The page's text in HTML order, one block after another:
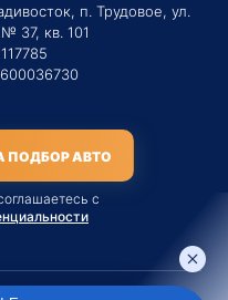
п. Трудовое, ул.
37, кв. 101
ПОДБОР АВТО
с